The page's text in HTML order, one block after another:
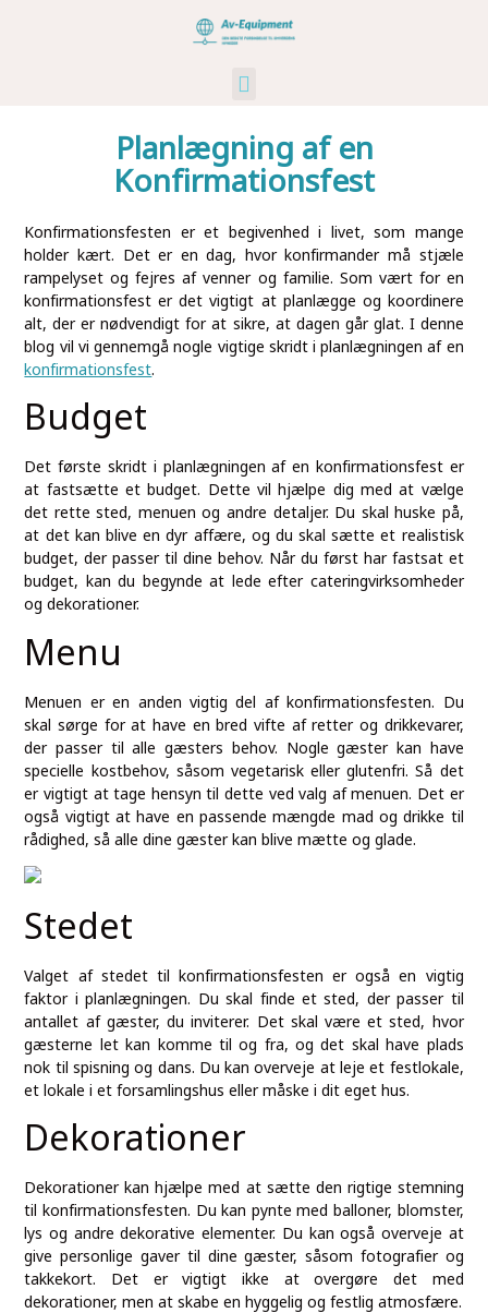
Planlægning af en
Konfirmationsfest
Konfirmationsfesten er et begivenhed i livet, som mange
holder kært. Det er en dag, hvor konfirmander må stjæle
rampelyset og fejres af venner og familie. Som vært for en
konfirmationsfest er det vigtigt at planlægge og koordinere
alt, der er nødvendigt for at sikre, at dagen går glat. I denne
blog vil vi gennemgå nogle vigtige skridt i planlægningen af en
konfirmationsfest.
Budget
Det første skridt i planlægningen af en konfirmationsfest er
at fastsætte et budget. Dette vil hjælpe dig med at vælge
det rette sted, menuen og andre detaljer. Du skal huske på,
at det kan blive en dyr affære, og du skal sætte et realistisk
budget, der passer til dine behov. Når du først har fastsat et
budget, kan du begynde at lede efter cateringvirksomheder
og dekorationer.
Menu
Menuen er en anden vigtig del af konfirmationsfesten. Du
skal sørge for at have en bred vifte af retter og drikkevarer,
der passer til alle gæsters behov. Nogle gæster kan have
specielle kostbehov, såsom vegetarisk eller glutenfri. Så det
er vigtigt at tage hensyn til dette ved valg af menuen. Det er
også vigtigt at have en passende mængde mad og drikke til
rådighed, så alle dine gæster kan blive mætte og glade.
Stedet
Valget af stedet til konfirmationsfesten er også en vigtig
faktor i planlægningen. Du skal finde et sted, der passer til
antallet af gæster, du inviterer. Det skal være et sted, hvor
gæsterne let kan komme til og fra, og det skal have plads
nok til spisning og dans. Du kan overveje at leje et festlokale,
et lokale i et forsamlingshus eller måske i dit eget hus.
Dekorationer
Dekorationer kan hjælpe med at sætte den rigtige stemning
til konfirmationsfesten. Du kan pynte med balloner, blomster,
lys og andre dekorative elementer. Du kan også overveje at
give personlige gaver til dine gæster, såsom fotografier og
takkekort. Det er vigtigt ikke at overgøre det med
dekorationer, men at skabe en hyggelig og festlig atmosfære.